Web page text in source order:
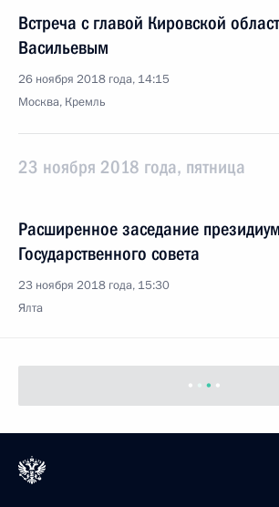
Встреча с главой Кировской
Васильевым
26 ноября 2018 года, 14:15
Москва, Кремль
23 ноября 2018 года, пятница
Расширенное заседание
Государственного совета
23 ноября 2018 года, 15:30
Ялта